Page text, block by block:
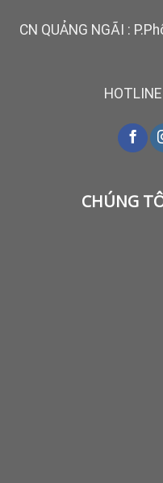
CN QUẢNG NGÃI :
HOTLINE
CHÚNG